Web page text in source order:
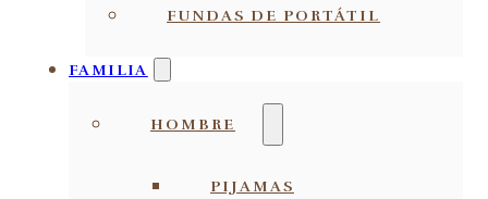
FUNDAS DE PORTÁTIL
FAMILIA
HOMBRE
PIJAMAS